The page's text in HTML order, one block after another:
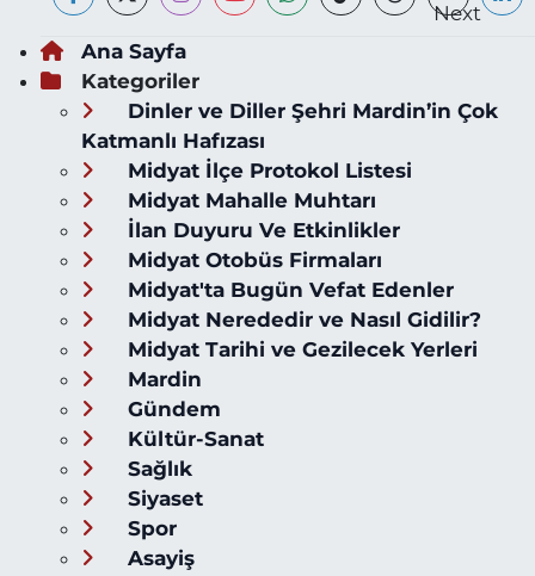
Ana Sayfa
Kategoriler
Dinler ve Diller Şehri Mardin’in Çok
Katmanlı Hafızası
Midyat İlçe Protokol Listesi
Midyat Mahalle Muhtarı
İlan Duyuru Ve Etkinlikler
Midyat Otobüs Firmaları
Midyat'ta Bugün Vefat Edenler
Midyat Nerededir ve Nasıl Gidilir?
Midyat Tarihi ve Gezilecek Yerleri
Mardin
Gündem
Kültür-Sanat
Sağlık
Siyaset
Spor
Asayiş